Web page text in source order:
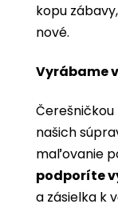
kopu
nové.
Vyrábame
našich
maľovanie
podporíte
a zásielka k